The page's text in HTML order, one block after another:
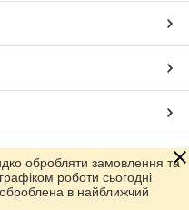
Prom.ua
обробляти замовлення та
роботи сьогодні
в найближчий